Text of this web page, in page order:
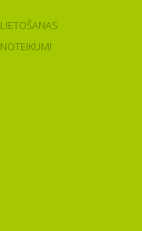
LIETOŠANAS
NOTEIKUMI